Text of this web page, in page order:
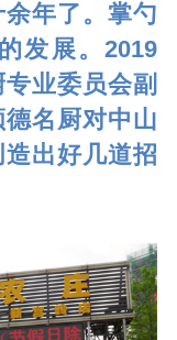
年了。掌勺
发展。2019
业委员会副
名厨对中山
出好几道招